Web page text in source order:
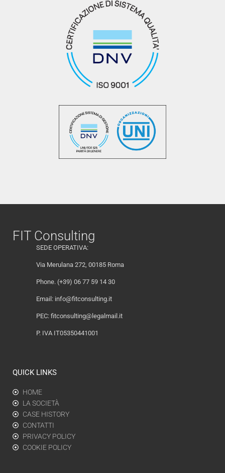
FIT Consulting
SEDE OPERATIVA:
Via Merulana 272, 00185 Roma
Phone. (+39) 06 77 59 14 30
Email: info@fitconsulting.it
PEC: fitconsulting@legalmail.it
P. IVA IT05350441001
QUICK LINKS
HOME
LA SOCIETÀ
CASE HISTORY
CONTATTI
PRIVACY POLICY
COOKIE POLICY